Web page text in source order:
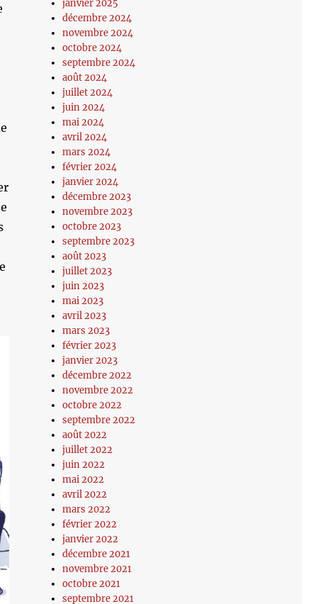
janvier 2025
décembre 2024
novembre 2024
octobre 2024
septembre 2024
août 2024
juillet 2024
juin 2024
mai 2024
avril 2024
mars 2024
février 2024
janvier 2024
décembre 2023
novembre 2023
octobre 2023
septembre 2023
août 2023
juillet 2023
juin 2023
mai 2023
avril 2023
mars 2023
février 2023
janvier 2023
décembre 2022
novembre 2022
octobre 2022
septembre 2022
août 2022
juillet 2022
juin 2022
mai 2022
avril 2022
mars 2022
février 2022
janvier 2022
décembre 2021
novembre 2021
octobre 2021
septembre 2021